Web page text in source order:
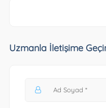
Uzmanla İletişime